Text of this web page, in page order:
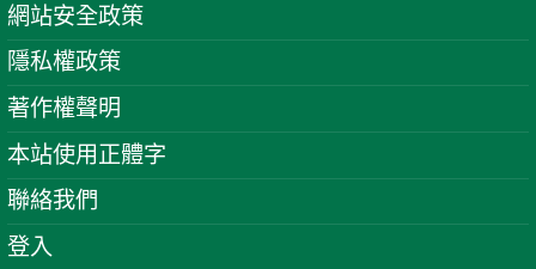
網站安全政策
隱私權政策
著作權聲明
本站使用正體字
聯絡我們
登入